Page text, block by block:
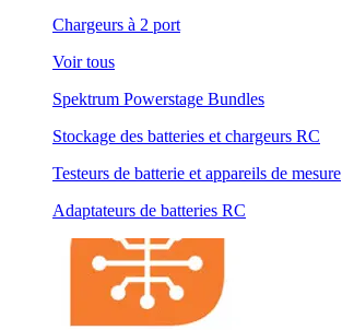
Chargeurs à 2 port
Voir tous
Spektrum Powerstage Bundles
Stockage des batteries et chargeurs RC
Testeurs de batterie et appareils de mesure
Adaptateurs de batteries RC